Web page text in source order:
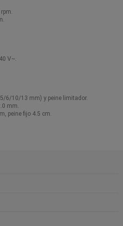
V~.
6/10/13 mm) y peine limitador.
mm.
peine fijo 4.5 cm.